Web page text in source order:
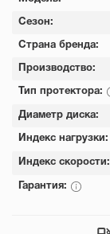
Сезон:
Страна бренда:
Производство:
Тип протектора:
Диаметр диска:
Индекс нагрузки:
Индекс скорости:
Гарантия: